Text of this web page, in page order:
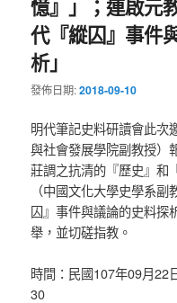
憶』」；連啟元
代『縱囚』事件
析」
發佈日期:2018-09-10
明代筆記史料研讀會此次
與社會發展學院副教授）
莊調之抗清的『歷史』和
（中國文化大學史學系
囚』事件與議論的史料
舉，並切磋指教。
時間：民國107年09月22
30